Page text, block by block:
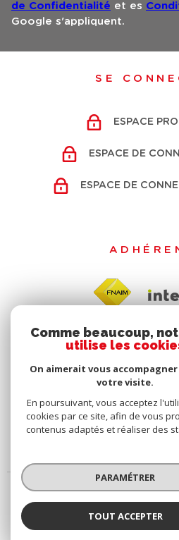
de Confidentialité et es
Google s'appliquent.
SE
ESPACE
ESPACE DE
ESPACE DE
© 2026 | Tous droits réservés |
Nos Honoraires
Plan Du Site
Comme beaucoup,
utilise les
On aimerait vous
votre visite.
En poursuivant, vous acceptez
cookies par ce site, afin de vous
contenus adaptés et réaliser des
PARAMÉTRER
TOUT ACCEPTER